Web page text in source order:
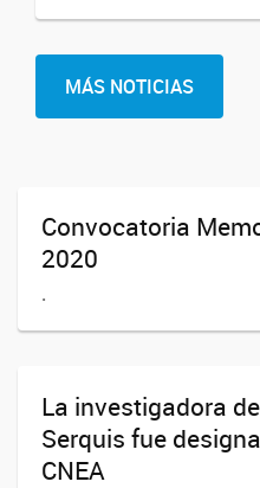
MÁS NOTICIAS
Convocatoria
2020
.
La investigadora
Serquis fue
CNEA